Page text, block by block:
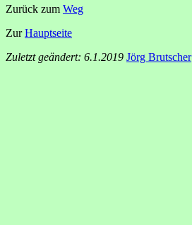
Zurück zum Weg
ZurHauptseite
Zuletzt geändert: 6.1.2019 Jörg Brutscher